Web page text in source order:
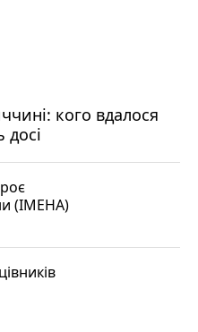
кого вдалося
(ІМЕНА)